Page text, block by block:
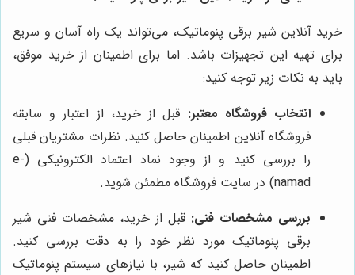
خرید آنلاین شیر برقی پنوماتیک، می‌تواند یک راه آسان و سریع
برای تهیه این تجهیزات باشد. اما برای اطمینان از خرید موفق،
باید به نکات زیر توجه کنید:
انتخاب فروشگاه معتبر: قبل از خرید، از اعتبار و سابقه
فروشگاه آنلاین اطمینان حاصل کنید. نظرات مشتریان قبلی
را بررسی کنید و از وجود نماد اعتماد الکترونیکی (e-
namad) در سایت فروشگاه مطمئن شوید.
بررسی مشخصات فنی: قبل از خرید، مشخصات فنی شیر
برقی پنوماتیک مورد نظر خود را به دقت بررسی کنید.
اطمینان حاصل کنید که شیر، با نیازهای سیستم پنوماتیک